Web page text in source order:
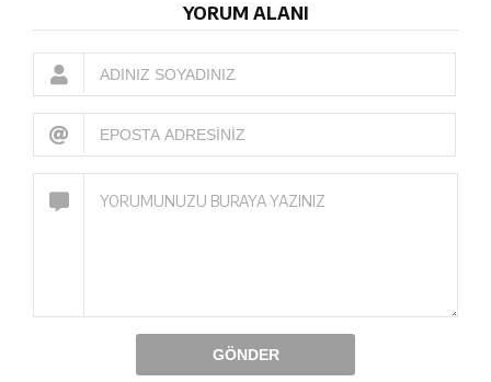
YORUM ALANI
GÖNDER